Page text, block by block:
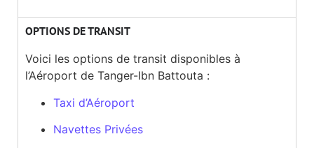
OPTIONS DE TRANSIT
Voici les options de transit disponibles à
l’Aéroport de Tanger-Ibn Battouta :
Taxi d’Aéroport
Navettes Privées